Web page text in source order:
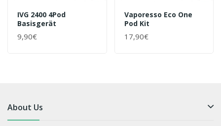
IVG 2400 4Pod
Basisgerät
9,90€
Vaporesso Eco One
Pod Kit
17,90€
About Us